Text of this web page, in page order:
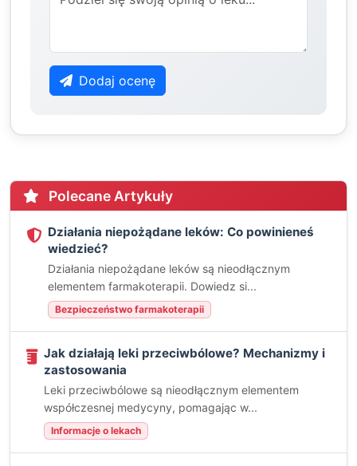
Dodaj ocenę
Polecane Artykuły
Działania niepożądane leków: Co powinieneś
wiedzieć?
Działania niepożądane leków są nieodłącznym
elementem farmakoterapii. Dowiedz si...
Bezpieczeństwo farmakoterapii
Jak działają leki przeciwbólowe? Mechanizmy i
zastosowania
Leki przeciwbólowe są nieodłącznym elementem
współczesnej medycyny, pomagając w...
Informacje o lekach